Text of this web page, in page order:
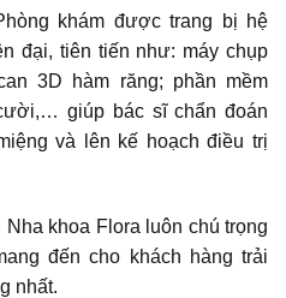
khám được trang bị hệ
đại, tiên tiến như: máy chụp
3D hàm răng; phần mềm
giúp bác sĩ chẩn đoán
và lên kế hoạch điều trị
Nha khoa Flora luôn chú trọng
đến cho khách hàng trải
nhất.